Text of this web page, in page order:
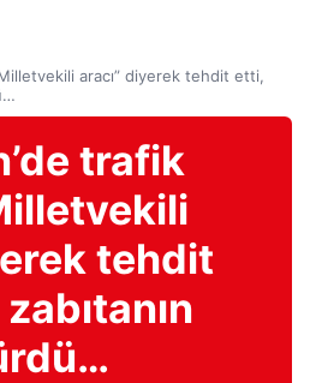
aracı” diyerek tehdit etti,
trafik
tehdit